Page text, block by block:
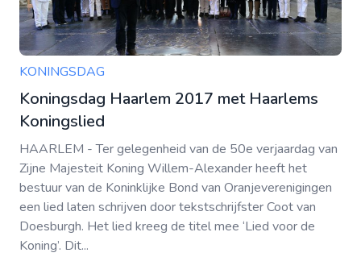
KONINGSDAG
Koningsdag Haarlem 2017 met Haarlems
Koningslied
HAARLEM - Ter gelegenheid van de 50e verjaardag van
Zijne Majesteit Koning Willem-Alexander heeft het
bestuur van de Koninklijke Bond van Oranjeverenigingen
een lied laten schrijven door tekstschrijfster Coot van
Doesburgh. Het lied kreeg de titel mee ‘Lied voor de
Koning’. Dit...